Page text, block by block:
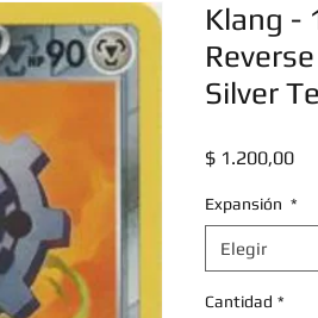
Klang -
Silver
$ 1.200,00
Expansión *
Elegir
Cantidad *